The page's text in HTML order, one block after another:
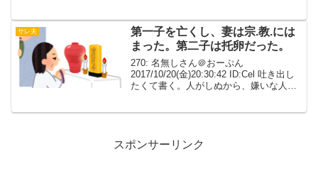
サレ夫
第一子を亡くし、妻は宗.教.には
まった。第二子は托卵だった。
270: 名無しさん＠おーぷん
2017/10/20(金)20:30:42 ID:Cel 吐き出し
たくて書く。人がしぬから、嫌いな人は
スポンサーリンク